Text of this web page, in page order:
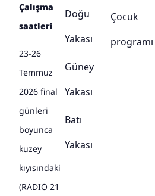
Çalışma
saatleri
23-26
Temmuz
2026 final
günleri
boyunca
kuzey
kıyısındaki
(RADIO 21
Doğu
Yakası
Güney
Yakası
Batı
Yakası
Çocuk
programı